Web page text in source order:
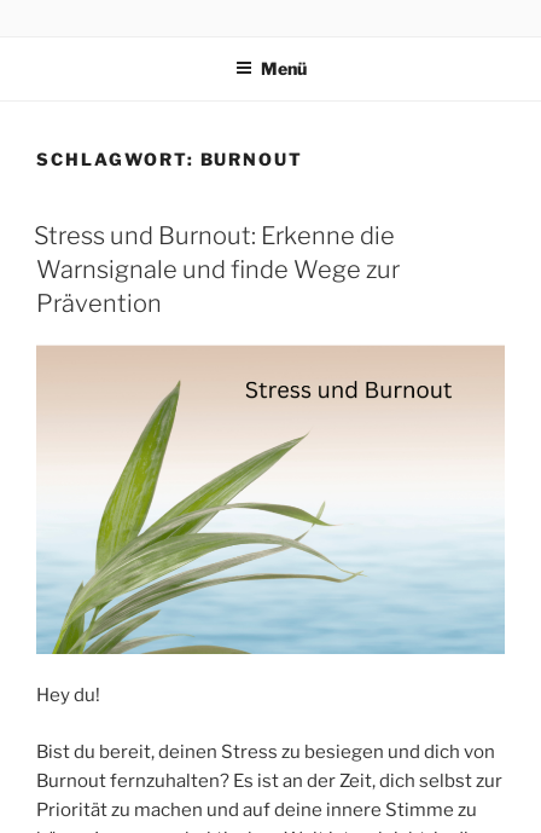
Menü
SCHLAGWORT: BURNOUT
Stress und Burnout: Erkenne die
Warnsignale und finde Wege zur
Prävention
Hey du!
Bist du bereit, deinen Stress zu besiegen und dich von
Burnout fernzuhalten? Es ist an der Zeit, dich selbst zur
Priorität zu machen und auf deine innere Stimme zu